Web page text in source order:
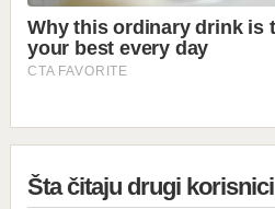
Šta čitaju drugi korisnici